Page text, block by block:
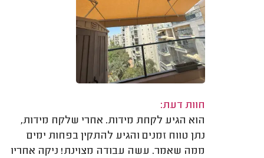
חוות דעת:
הוא הגיע לקחת מידות. אחרי שלקח מידות,
נתן טווח זמנים והגיע להתקין בפחות ימים
ממה שאמר. עשה עבודה מצוינת! ניקה אחריו